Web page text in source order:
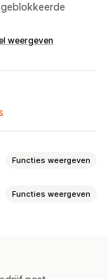
geblokkeerde
weergeven
Functies weergeven
Functies weergeven